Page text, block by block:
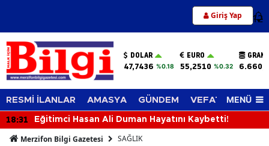
Giriş Yap 12
DOLAR
47,7436 %0.18
EURO
55,2510 %0.32
RESMİ İLANLAR AMASYA GÜNDEM VEFAT EDENLER
MENÜ
18:31 Eğitimci Hasan Ali Duman Hayatını Kaybetti!
Merzifon Bilgi Gazetesi SAĞLIK